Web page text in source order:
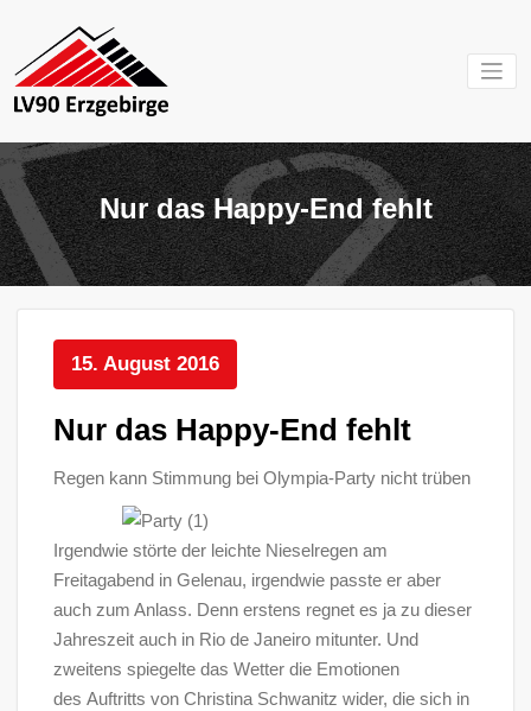
springen
e.V.
Mein Verein im
Nur das Happy-End fehlt
15. August 2016
Nur das Happy-End fehlt
Regen kann Stimmung bei Olympia-Party nicht trüben
Irgendwie störte der leichte Nieselregen am
Freitagabend in Gelenau, irgendwie passte er aber
auch zum Anlass. Denn erstens regnet es ja zu dieser
Jahreszeit auch in Rio de Janeiro mitunter. Und
zweitens spiegelte das Wetter die Emotionen
des Auftritts von Christina Schwanitz wider, die sich in